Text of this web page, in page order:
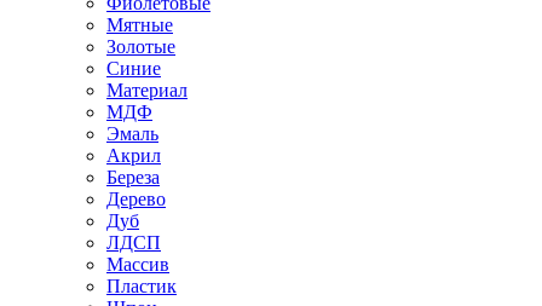
Мятные
Золотые
Синие
Материал
МДФ
Эмаль
Акрил
Береза
Дерево
Дуб
ЛДСП
Массив
Пластик